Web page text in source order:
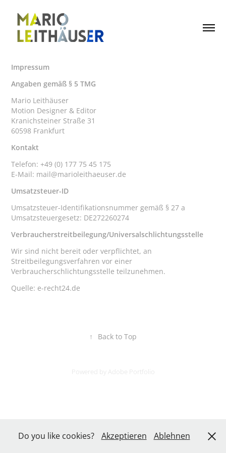
Impressum
Angaben gemäß § 5 TMG
Mario Leithäuser
Motion Designer & Editor
Kranichsteiner Straße 31
60598 Frankfurt
Kontakt
Telefon: +49 (0) 177 75 45 175
E-Mail: mail@marioleithaeuser.de
Umsatzsteuer-ID
Umsatzsteuer-Identifikationsnummer gemäß § 27 a
Umsatzsteuergesetz: DE272260274
Verbraucherstreitbeilegung/Universalschlichtungsstelle
Wir sind nicht bereit oder verpflichtet, an
Streitbeilegungsverfahren vor einer
Verbraucherschlichtungsstelle teilzunehmen.
Quelle: e-recht24.de
↑ Back to Top
Powered by Adobe Portfolio
Do you like cookies? Akzeptieren Ablehnen